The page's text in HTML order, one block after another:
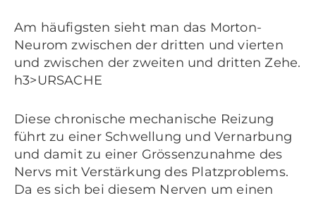
Am häufigsten sieht man das Morton-
Neurom zwischen der dritten und vierten
und zwischen der zweiten und dritten Zehe.
h3>URSACHE
Diese chronische mechanische Reizung
führt zu einer Schwellung und Vernarbung
und damit zu einer Grössenzunahme des
Nervs mit Verstärkung des Platzproblems.
Da es sich bei diesem Nerven um einen